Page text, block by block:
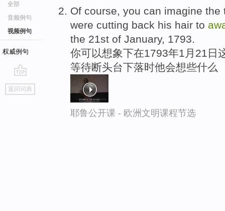
全部
音频例句
视频例句
权威例句
go
top
返回词典
Of course, you can imagine
were cutting back his hair to
the 21st of January, 1793.
你可以想象下在1793年1月21日
等待断头台下落时他会想些什么
耶鲁公开课 - 欧洲文明课程节选